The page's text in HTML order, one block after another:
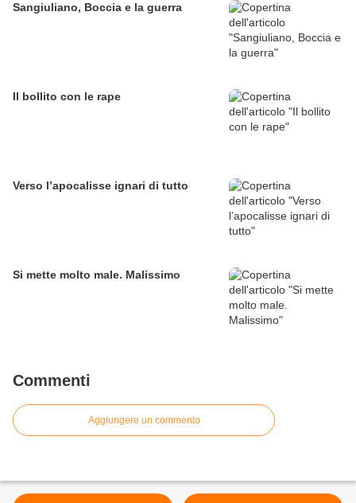
Sangiuliano, Boccia e la guerra
Il bollito con le rape
Verso l’apocalisse ignari di tutto
Si mette molto male. Malissimo
Commenti
Aggiungere un commento